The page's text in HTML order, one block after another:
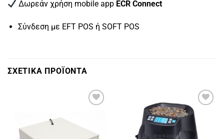
Δωρεάν χρήση mobile app ECR Connect
Σύνδεση με EFT POS ή SOFT POS
ΣΧΕΤΙΚΑ ΠΡΟΪΟΝΤΑ
επιθυμιών
Πρόσθήκη
στην
λίστα
επιθυμιών